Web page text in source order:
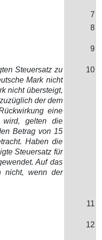
7
8
9
Steuersatz zu
Mark nicht
nicht übersteigt,
der dem
eine
wird, gelten die
Betrag von 15
Haben die
Steuersatz für
Auf das
nicht, wenn der
10
11
12